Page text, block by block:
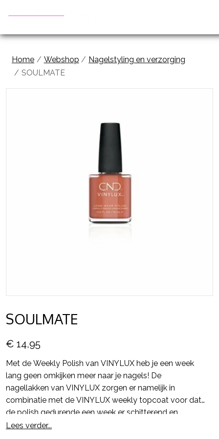
Home Webshop
Nagelstyling en verzorging
SOULMATE
SOULMATE
€ 14,95
Met de Weekly Polish van VINYLUX heb je een week
lang geen omkijken meer naar je nagels! De
nagellakken van VINYLUX zorgen er namelijk in
combinatie met de VINYLUX weekly topcoat voor dat
de polish gedurende een week er schitterend en
glanzend uit blijft zien en alsmaar sterker wordt.
Lees verder...